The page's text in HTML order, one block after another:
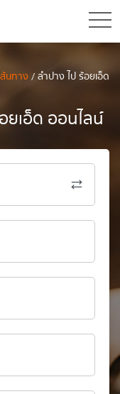
ส้นทาง/ ลำปาง ไป ร้อยเอ็ด
เอ็ด ออนไลน์